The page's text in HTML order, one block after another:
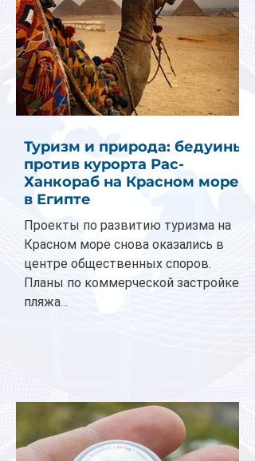
Туризм и природа: бедуины
против курорта Рас-
Ханкораб на Красном море
в Египте
Проекты по развитию туризма на
Красном море снова оказались в
центре общественных споров.
Планы по коммерческой застройке
пляжа...